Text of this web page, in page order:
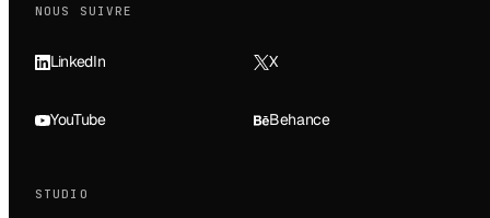
NOUS SUIVRE
LinkedIn X
YouTube Behance
STUDIO